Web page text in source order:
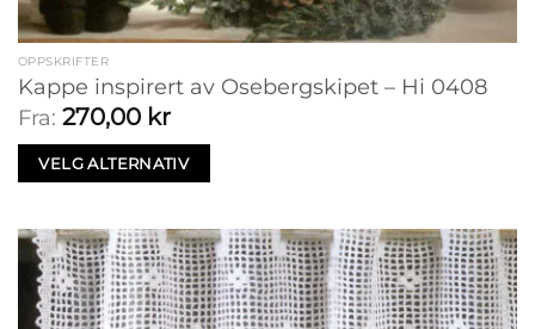
OPPSKRIFTER
Kappe inspirert av Osebergskipet – Hi 0408
Fra: 270,00 kr
VELG ALTERNATIV